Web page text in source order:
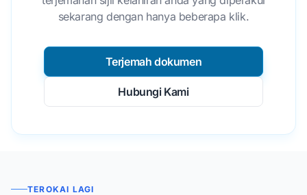
sekarang dengan hanya beberapa klik.
Terjemah dokumen
Hubungi Kami
TEROKAI LAGI